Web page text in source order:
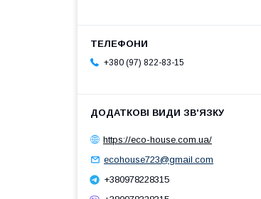
+380 (97) 822-83-15
https://eco-house.com.ua/
ecohouse723@gmail.com
+380978228315